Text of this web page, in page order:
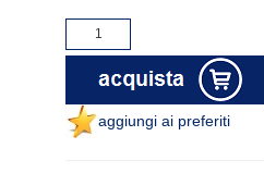
aggiungi ai preferiti